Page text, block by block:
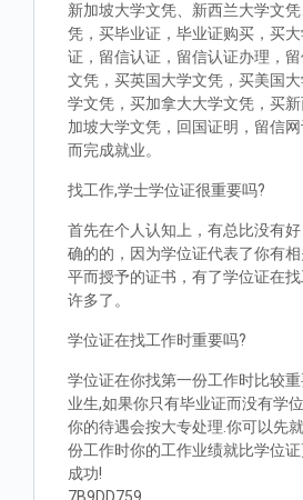
新加坡大学文凭、新西兰大学文
凭，买毕业证，毕业证购买，买
证，留信认证，留信认证办理，
文凭，买英国大学文凭，买美国
学文凭，买加拿大大学文凭，买
加坡大学文凭，回国证明，留信
而完成就业。
找工作,学士学位证很重要吗?
首先在个人认知上，有总比没有
确的的，因为学位证代表了你有
平而授予的证书，有了学位证在
许多了。
学位证在找工作时重要吗?
学位证在你找第一份工作时比较
业生,如果你只有毕业证而没有学
你的待遇会按大专处理.你可以先
份工作时你的工作业绩就比学位
成功!